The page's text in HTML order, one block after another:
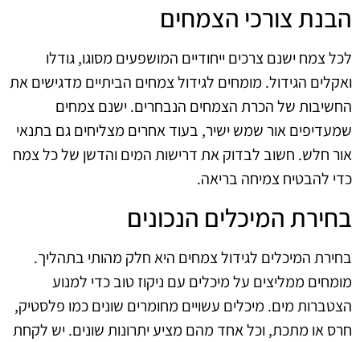
הבנת צורכי הצמחים
לכל צמח ישנם צרכים ייחודיים המושפעים מסוגו, גודלו
ואקלים הגידול. מומחים לגידול צמחים הביתיים מדגישים את
החשיבות של הכרת הצמחים הנבחרים. ישנם צמחים
שמעדיפים אור שמש ישיר, בעוד אחרים מצליחים גם בתנאי
אור חלש. חשוב לבדוק את דרישות המים והדשן של כל צמח
כדי להבטיח צמיחה בריאה.
בחירת המיכלים הנכונים
בחירת המיכלים לגידול צמחים היא חלק מהותי בתהליך.
מומחים ממליצים על מיכלים עם ניקוז טוב כדי למנוע
הצטברות מים. מיכלים עשויים מחומרים שונים כמו פלסטיק,
חרס או מתכת, וכל אחד מהם מציע יתרונות שונים. יש לקחת